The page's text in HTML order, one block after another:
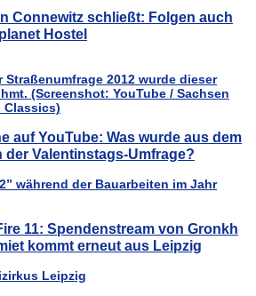
Connewitz schließt: Folgen auch
Hostel
auf YouTube: Was wurde aus dem
der Valentinstags-Umfrage?
11: Spendenstream von Gronkh
kommt erneut aus Leipzig